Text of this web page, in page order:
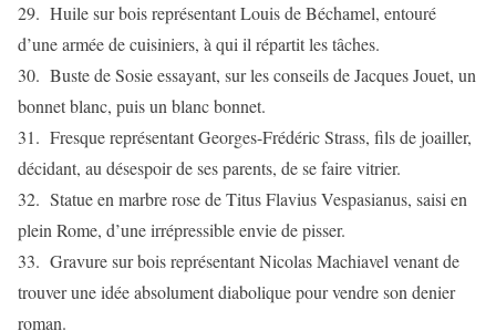
29. Huile sur bois représentant Louis de Béchamel, entouré
d’une armée de cuisiniers, à qui il répartit les tâches.
30. Buste de Sosie essayant, sur les conseils de Jacques Jouet, un
bonnet blanc, puis un blanc bonnet.
31. Fresque représentant Georges-Frédéric Strass, fils de joailler,
décidant, au désespoir de ses parents, de se faire vitrier.
32. Statue en marbre rose de Titus Flavius Vespasianus, saisi en
plein Rome, d’une irrépressible envie de pisser.
33. Gravure sur bois représentant Nicolas Machiavel venant de
trouver une idée absolument diabolique pour vendre son denier
roman.